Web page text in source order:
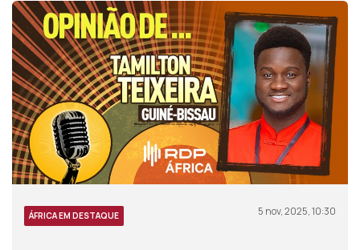
ÁFRICA EM DESTAQUE 5 nov, 2025, 10:30